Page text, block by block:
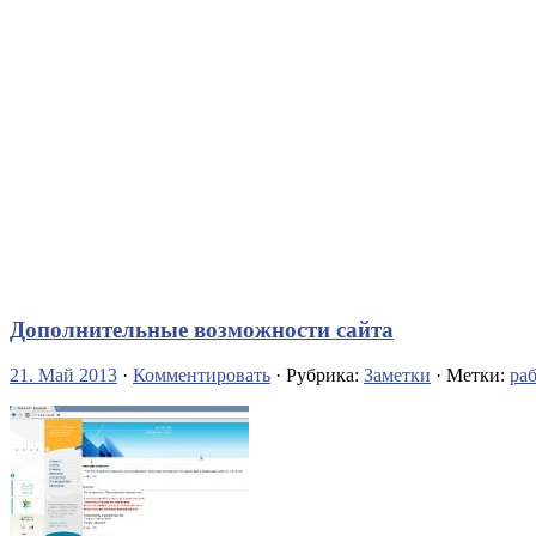
Дополнительные возможности сайта
21. Май 2013 · Комментировать · Рубрика: Заметки · Метки: